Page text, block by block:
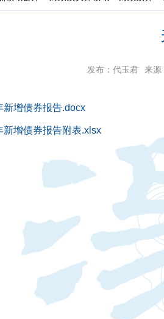
发布：代玉君 来源
新增债券报告.docx
新增债券报告附表.xlsx